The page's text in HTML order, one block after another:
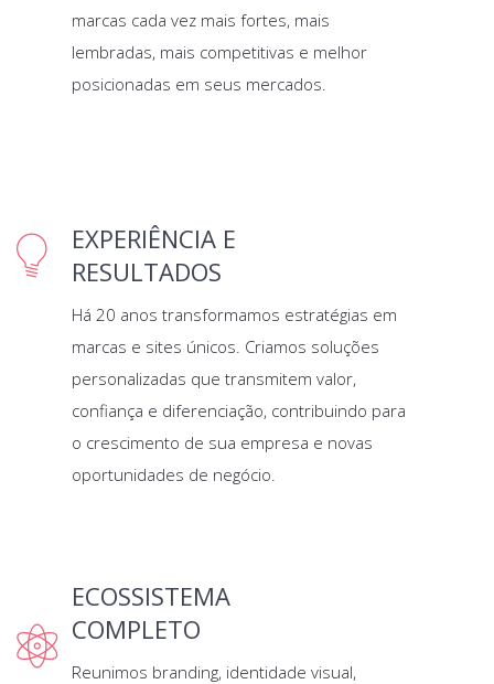
marcas cada vez mais fortes, mais
lembradas, mais competitivas e melhor
posicionadas em seus mercados.
EXPERIÊNCIA E
RESULTADOS
Há 20 anos transformamos estratégias em
marcas e sites únicos. Criamos soluções
personalizadas que transmitem valor,
confiança e diferenciação, contribuindo para
o crescimento de sua empresa e novas
oportunidades de negócio.
ECOSSISTEMA
COMPLETO
Reunimos branding, identidade visual,